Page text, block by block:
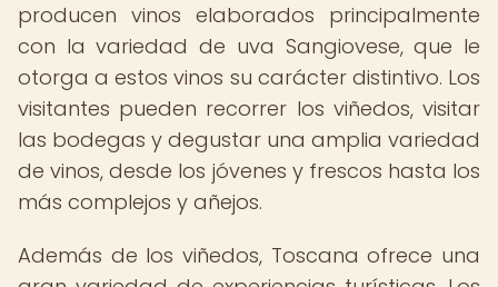
producen vinos elaborados principalmente
con la variedad de uva Sangiovese, que le
otorga a estos vinos su carácter distintivo. Los
visitantes pueden recorrer los viñedos, visitar
las bodegas y degustar una amplia variedad
de vinos, desde los jóvenes y frescos hasta los
más complejos y añejos.
Además de los viñedos, Toscana ofrece una